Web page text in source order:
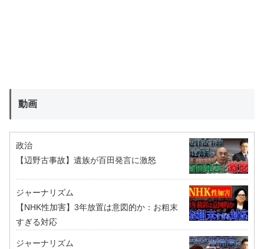
動画
政治
【辺野古事故】遺族が百田発言に激怒
ジャーナリズム
【NHK性加害】3年放置は意図的か：お粗末
すぎる対応
ジャーナリズム